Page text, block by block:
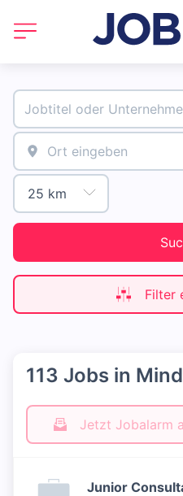
Filter
113 Jobs in
Jetzt Jobalarm
Junior